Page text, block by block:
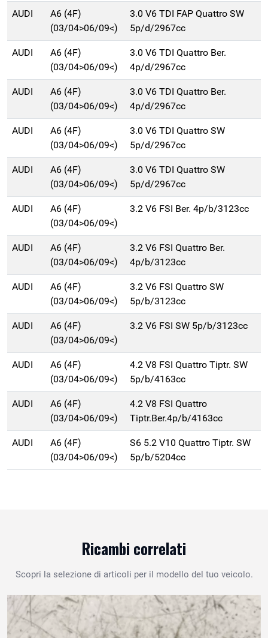
AUDI
A6 (4F)
(03/04>06/09<)
3.0 V6 TDI FAP Quattro SW
5p/d/2967cc
AUDI
A6 (4F)
(03/04>06/09<)
3.0 V6 TDI Quattro Ber.
4p/d/2967cc
AUDI
A6 (4F)
(03/04>06/09<)
3.0 V6 TDI Quattro Ber.
4p/d/2967cc
AUDI
A6 (4F)
(03/04>06/09<)
3.0 V6 TDI Quattro SW
5p/d/2967cc
AUDI
A6 (4F)
(03/04>06/09<)
3.0 V6 TDI Quattro SW
5p/d/2967cc
AUDI
A6 (4F)
(03/04>06/09<)
3.2 V6 FSI Ber. 4p/b/3123cc
AUDI
A6 (4F)
(03/04>06/09<)
3.2 V6 FSI Quattro Ber.
4p/b/3123cc
AUDI
A6 (4F)
(03/04>06/09<)
3.2 V6 FSI Quattro SW
5p/b/3123cc
AUDI
A6 (4F)
(03/04>06/09<)
3.2 V6 FSI SW 5p/b/3123cc
AUDI
A6 (4F)
(03/04>06/09<)
4.2 V8 FSI Quattro Tiptr. SW
5p/b/4163cc
AUDI
A6 (4F)
(03/04>06/09<)
4.2 V8 FSI Quattro
Tiptr.Ber.4p/b/4163cc
AUDI
A6 (4F)
(03/04>06/09<)
S6 5.2 V10 Quattro Tiptr. SW
5p/b/5204cc
Ricambi correlati
Scopri la selezione di articoli per il modello del tuo veicolo.